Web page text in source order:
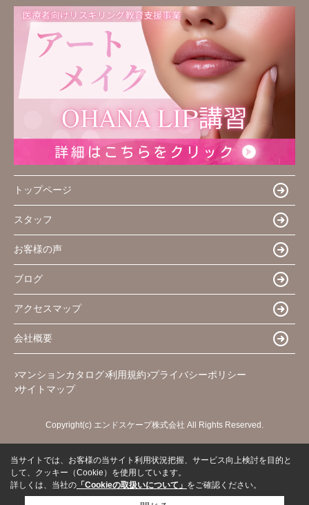
トップページ
スタッフ
お客様の声
ブログ
アクセスマップ
会社概要
マンションカタログ 利用規約 プライバシーポリシー
サイトマップ
Copyright(c) エンドスケープ株式会社 All Rights Reserved.
当サイトでは、お客様の当サイト利用状況把握、サービス向上検討を目的と
して、クッキー（Cookie）を使用しています。
詳しくは、当社の 「Cookieの取扱いについて」 をご確認ください。